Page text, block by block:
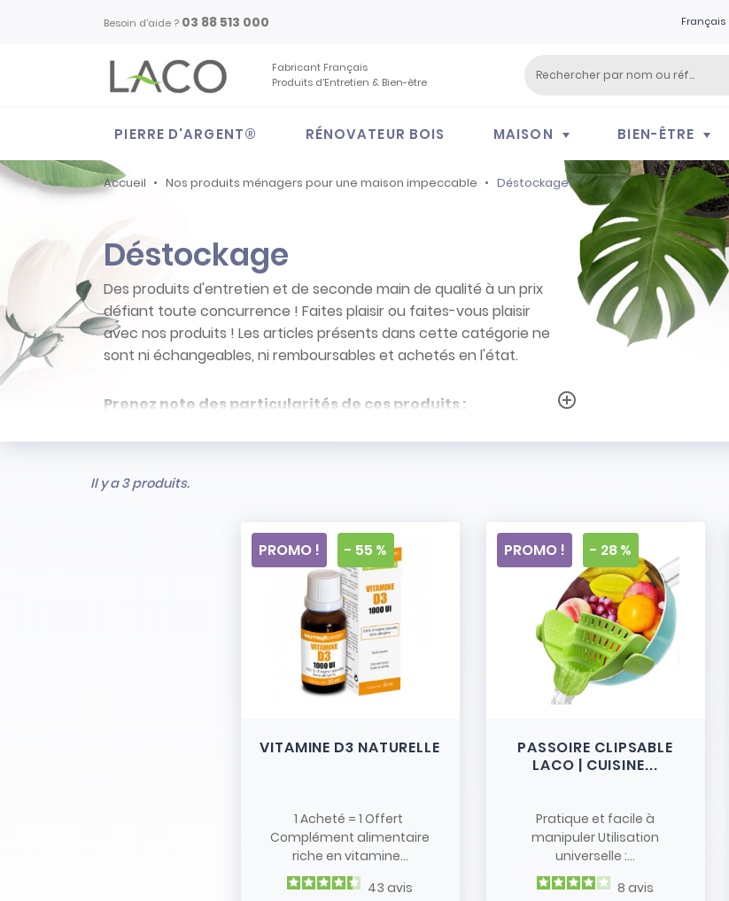
Besoin d'aide ? 03 88 513 000 Français
Fabricant Français
Produits d’Entretien & Bien-être
PIERRE D'ARGENT® RÉNOVATEUR BOIS MAISON BIEN-ÊTRE
Accueil Nos produits ménagers pour une maison impeccable Déstockage
Déstockage
Des produits d'entretien et de seconde main de qualité à un prix
défiant toute concurrence ! Faites plaisir ou faites-vous plaisir
avec nos produits ! Les articles présents dans cette catégorie ne
sont ni échangeables, ni remboursables et achetés en l'état.
Prenez note des particularités de ces produits :
- Stock limité et non renouvelé
add_circle_outline
Il y a 3 produits.
VITAMINE D3 NATURELLE
1 Acheté = 1 Offert
Complément alimentaire
riche en vitamine...
43 avis
PROMO ! - 55 %
PASSOIRE CLIPSABLE
LACO | CUISINE...
Pratique et facile à
manipuler Utilisation
universelle :...
8 avis
PROMO ! - 28 %